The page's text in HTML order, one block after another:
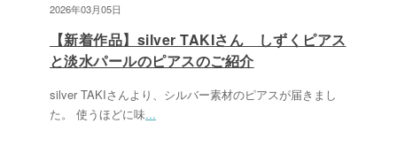
2026年03月05日
【新着作品】silver TAKIさん しずくピアス
と淡水パールのピアスのご紹介
silver TAKIさんより、シルバー素材のピアスが届きまし
た。 使うほどに味...